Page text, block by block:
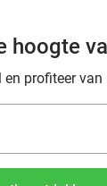
hoogte
profiteer